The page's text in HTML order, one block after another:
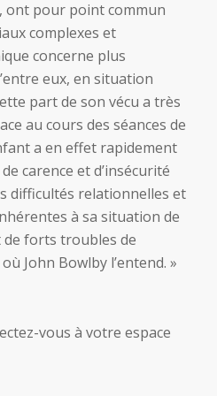
ont pour point commun
complexes et
concerne plus
eux, en situation
part de son vécu a très
au cours des séances de
a en effet rapidement
carence et d’insécurité
difficultés relationnelles et
à sa situation de
de forts troubles de
John Bowlby l’entend. »
vous à votre espace